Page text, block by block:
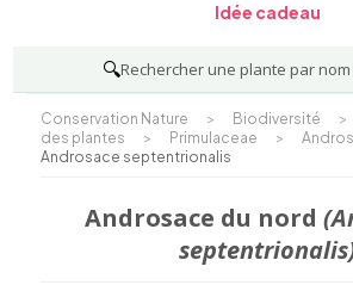
Idée cadeau
🔍Rechercher une plante par
Conservation Nature > Biodiversité >
des plantes
> Primulaceae >
Androsace septentrionalis
Androsace du nord